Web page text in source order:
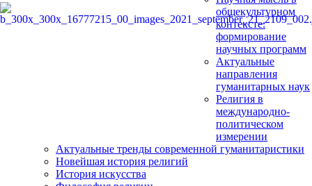
общекультурном
контексте:
формирование
научных программ
Актуальные
направления
гуманитарных наук
Религия в
международно-
политическом
измерении
Актуальные тренды современной гуманитаристики
Новейшая история религий
История искусства